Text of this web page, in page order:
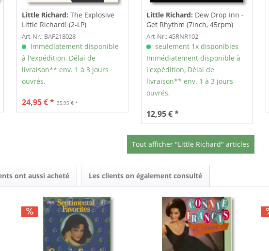
Little Richard: The Explosive
Little Richard! (2-LP)
Art-Nr.: BAF218028
Immédiatement disponible
à l'expédition, Délai de
livraison** env. 1 à 3 jours
ouvrés.
35,95 € *
24,95 € *
Little Richard: Dew Drop Inn -
Get Rhythm (7inch, 45rpm)
Art-Nr.: 45RNR102
seulement 1x disponibles
Immédiatement disponible à
l'expédition, Délai de
livraison** env. 1 à 3 jours
ouvrés.
12,95 € *
Tout afficher "Little Richard" articles
ont aussi acheté Les clients on également consulté